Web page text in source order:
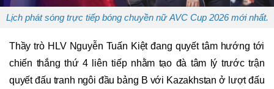
Lịch phát sóng trực tiếp bóng chuyền nữ AVC Cup 2026 mới nhất.
Thầy trò HLV Nguyễn Tuấn Kiệt đang quyết tâm hướng tới
chiến thắng thứ 4 liên tiếp nhằm tạo đà tâm lý trước trận
quyết đấu tranh ngôi đầu bảng B với Kazakhstan ở lượt đấu